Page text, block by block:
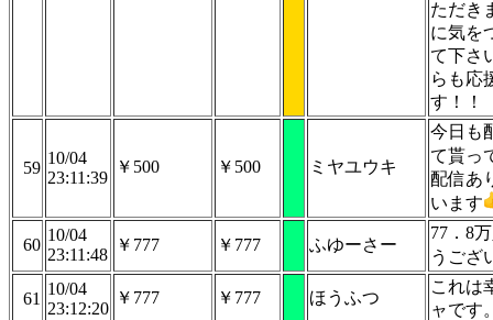
ただき
に気を
て下さ
らも応
す！！
59
10/04
23:11:39
￥500 ￥500 ミヤユウキ
今日も
て貰っ
配信あ
います
60
10/04
23:11:48
￥777 ￥777 ふゆーさー
77．8
うござ
61
10/04
23:12:20
￥777 ￥777 ほうふつ
これは
ャです